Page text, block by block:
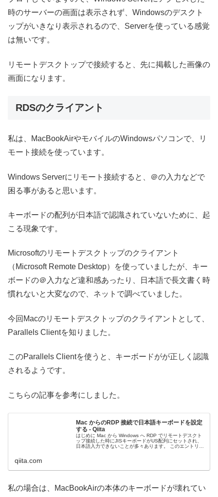
時のサーバーの画面は表示されず、Windowsのデスクト
ップがいきなり表示されるので、Serverを使っている感覚
は無いです。
リモートデスクトップで接続すると、先に掲載した画像の
画面になります。
RDSのクライアント
私は、MacBookAirやモバイルのWindowsパソコンで、リ
モート接続を使っています。
Windows Serverにリモート接続すると、＠の入力などで
困る事があると思います。
キーボードの配列が日本語で認識されていないために、起
こる現象です。
Microsoftのリモートデスクトップのクライアント
（Microsoft Remote Desktop）を使っていましたが、キー
ボードの＠入力など違和感あったり、日本語で長文書く時
慣れないと大変なので、ネットで調べていました。
今回Macのリモートデスクトップのクライアントとして、
Parallels Clientを知りました。
このParallels Clientを使うと、キーボードがが正しく認識
されるようです。
こちらの記事を参考にしました。
Mac からのRDP 接続で日本語キーボードを設定
する - Qiita
はじめに Mac から Windows へ RDP でリモートデスクト
ップ接続した時にJISキーボードがUS配列にセットされ、
日本語入力できないことが多々あります。 このエントリで
qiita.com
私の場合は、MacBookAirの本体のキーボードが壊れてい